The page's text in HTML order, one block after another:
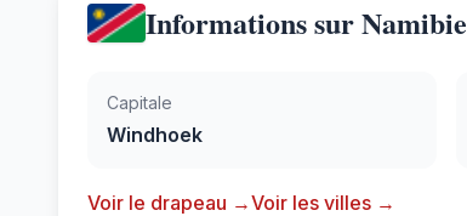
Informations sur Namibie
Capitale
Windhoek
Voir le drapeau →Voir les villes →